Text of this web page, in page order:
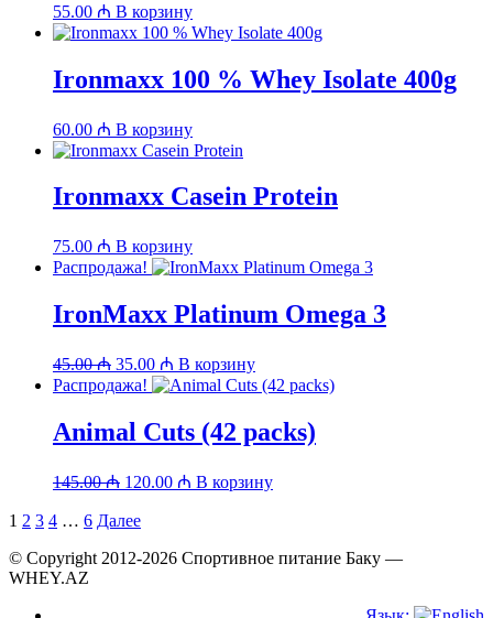
55.00 ₼ В корзину
Ironmaxx 100 % Whey Isolate 400g
60.00 ₼ В корзину
Ironmaxx Casein Protein
75.00 ₼ В корзину
Распродажа!
IronMaxx Platinum Omega 3
45.00₼ Первоначальная
цена
составляла
45.00 ₼.
35.00 ₼ Текущая
цена:
В корзину
Распродажа!
Animal Cuts (42 packs)
145.00₼ Первоначальная
составляла
120.00 ₼ Текущая
цена:
В корзину
Пагинация
записей
1 2 3 4 … 6 Далее
© Copyright 2012-2026 Спортивное питание Баку —
WHEY.AZ